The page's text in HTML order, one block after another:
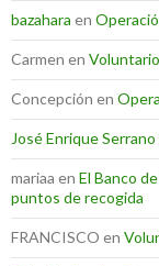
bazahara en
Carmen en
Concepción en
José Enrique
mariaa en El Banco
puntos de recogida
FRANCISCO en